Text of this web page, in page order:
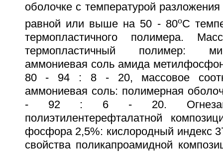
оболочке с температурой
равной или выше на 50 - 80oC
термопластичного полимера.
термопластичный полимер:
аммониевая соль амида
80 - 94 : 8 - 20, массовое
аммониевая соль: полимерная
- 92 : 6 - 20.
полиэтилентерефталатной
фосфора 2,5%: кислородный индекс
свойства поликапроамидной